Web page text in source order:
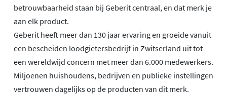
betrouwbaarheid staan bij Geberit centraal, en dat merk je
aan elk product.
Geberit heeft meer dan 130 jaar ervaring en groeide vanuit
een bescheiden loodgietersbedrijf in Zwitserland uit tot
een wereldwijd concern met meer dan 6.000 medewerkers.
Miljoenen huishoudens, bedrijven en publieke instellingen
vertrouwen dagelijks op de producten van dit merk.